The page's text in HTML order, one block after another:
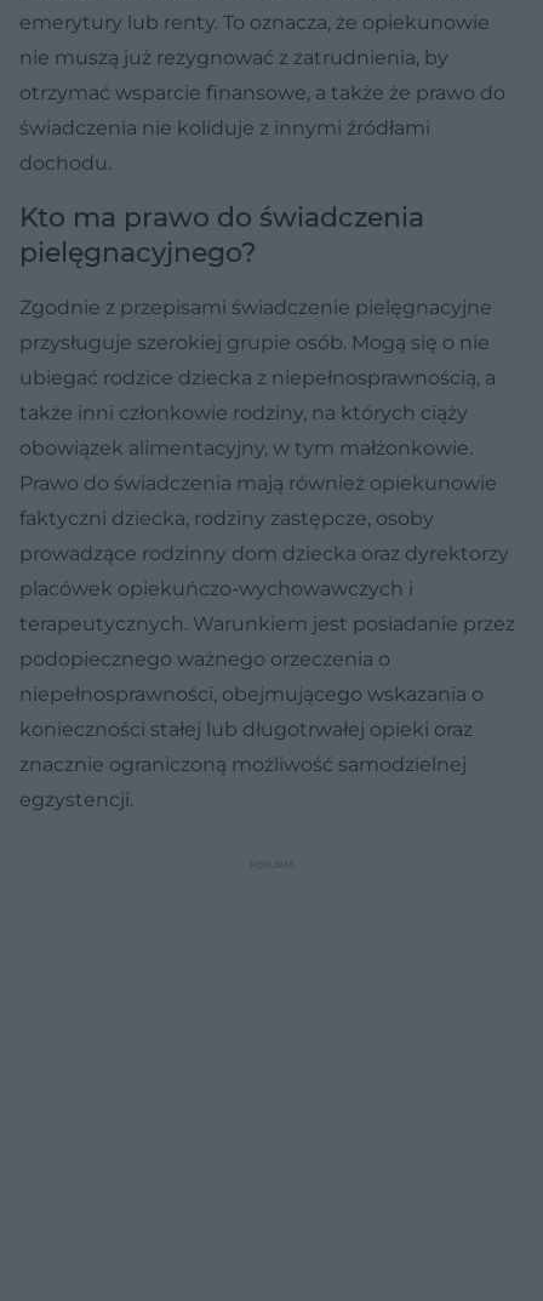
emerytury lub renty. To oznacza, że opiekunowie
nie muszą już rezygnować z zatrudnienia, by
otrzymać wsparcie finansowe, a także że prawo do
świadczenia nie koliduje z innymi źródłami
dochodu.
Kto ma prawo do świadczenia
pielęgnacyjnego?
Zgodnie z przepisami świadczenie pielęgnacyjne
przysługuje szerokiej grupie osób. Mogą się o nie
ubiegać rodzice dziecka z niepełnosprawnością, a
także inni członkowie rodziny, na których ciąży
obowiązek alimentacyjny, w tym małżonkowie.
Prawo do świadczenia mają również opiekunowie
faktyczni dziecka, rodziny zastępcze, osoby
prowadzące rodzinny dom dziecka oraz dyrektorzy
placówek opiekuńczo-wychowawczych i
terapeutycznych. Warunkiem jest posiadanie przez
podopiecznego ważnego orzeczenia o
niepełnosprawności, obejmującego wskazania o
konieczności stałej lub długotrwałej opieki oraz
znacznie ograniczoną możliwość samodzielnej
egzystencji.